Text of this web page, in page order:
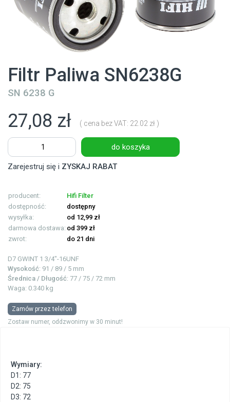
Filtr Paliwa SN6238G
SN 6238 G
27,08 zł ( cena bez VAT: 22.02 zł )
do koszyka
Zarejestruj się i ZYSKAJ RABAT
producent:
Hifi Filter
dostępność:
dostępny
wysyłka:
od 12,99 zł
darmowa dostawa: od 399 zł
zwrot:
do 21 dni
D7 GWINT 1 3/4"-16UNF
Wysokość: 91 / 89 / 5 mm
Średnica / Długość: 77 / 75 / 72 mm
Waga: 0.340 kg
Zamów przez telefon
Zostaw numer, oddzwonimy w 30 minut!
Wymiary:
D1: 77
D2: 75
D3: 72